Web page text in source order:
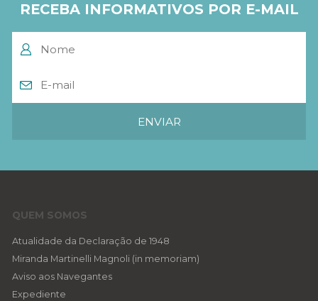
RECEBA INFORMATIVOS POR E-MAIL
QUEM SOMOS
Atualidade da Declaração de 1948
Miranda Martinelli Magnoli (in memoriam)
Aviso aos Navegantes
Expediente